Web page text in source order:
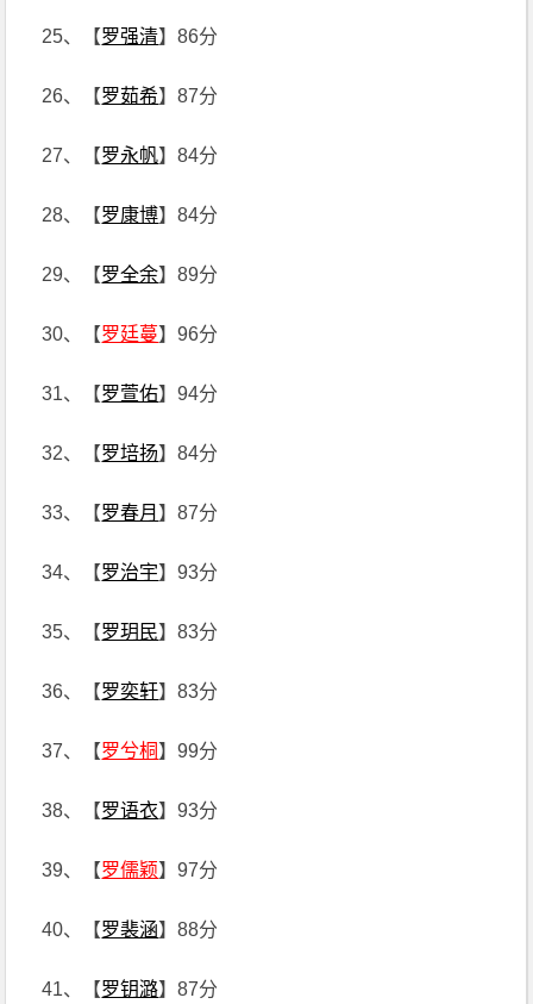
25、【罗强清】86分
26、【罗茹希】87分
27、【罗永帆】84分
28、【罗康博】84分
29、【罗全余】89分
30、【罗廷蔓】96分
31、【罗萱佑】94分
32、【罗培扬】84分
33、【罗春月 】87分
34、【罗治宇】93分
35、【罗玥民】83分
36、【罗奕轩】83分
37、【罗兮桐 】99分
38、【罗语衣】93分
39、【罗儒颖】97分
40、【罗裴涵】88分
41、【罗钥潞】87分